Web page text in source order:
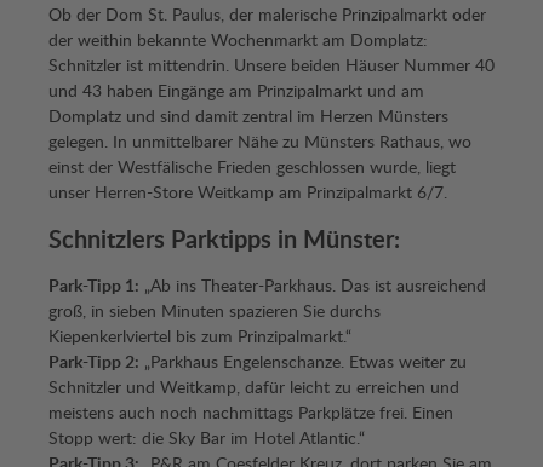
Ob der Dom St. Paulus, der malerische Prinzipalmarkt oder
der weithin bekannte Wochenmarkt am Domplatz:
Schnitzler ist mittendrin. Unsere beiden Häuser Nummer 40
und 43 haben Eingänge am Prinzipalmarkt und am
Domplatz und sind damit zentral im Herzen Münsters
gelegen. In unmittelbarer Nähe zu Münsters Rathaus, wo
einst der Westfälische Frieden geschlossen wurde, liegt
unser Herren-Store Weitkamp am Prinzipalmarkt 6/7.
Schnitzlers Parktipps in Münster:
Park-Tipp 1: „Ab ins Theater-Parkhaus. Das ist ausreichend
groß, in sieben Minuten spazieren Sie durchs
Kiepenkerlviertel bis zum Prinzipalmarkt.“
Park-Tipp 2: „Parkhaus Engelenschanze. Etwas weiter zu
Schnitzler und Weitkamp, dafür leicht zu erreichen und
meistens auch noch nachmittags Parkplätze frei. Einen
Stopp wert: die Sky Bar im Hotel Atlantic.“